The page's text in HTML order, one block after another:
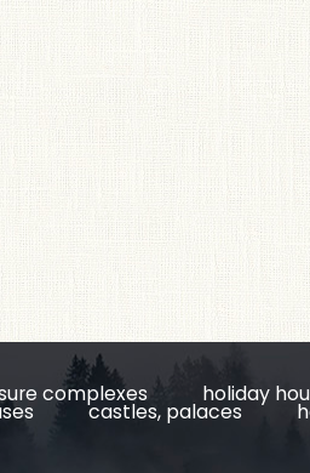
complexes holiday
castles, palaces